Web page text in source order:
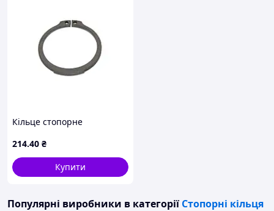
Кільце стопорне
214.40 ₴
Купити
Популярні виробники в категорії Стопорні кільця